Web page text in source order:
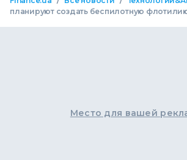
планируют создать беспилотную
Место для вашей